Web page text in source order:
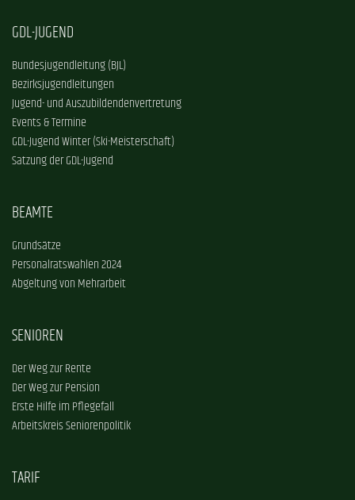
GDL-JUGEND
Bundesjugendleitung (BJL)
Bezirksjugendleitungen
Jugend- und Auszubildendenvertretung
Events & Termine
GDL-Jugend Winter (Ski-Meisterschaft)
Satzung der GDL-Jugend
BEAMTE
Grundsätze
Personalratswahlen 2024
Abgeltung von Mehrarbeit
SENIOREN
Der Weg zur Rente
Der Weg zur Pension
Erste Hilfe im Pflegefall
Arbeitskreis Seniorenpolitik
TARIF